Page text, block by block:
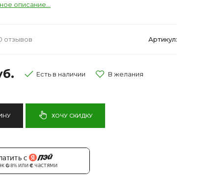
описание...
отзывов Артикул:
Есть в наличии
ХОЧУ СКИДКУ